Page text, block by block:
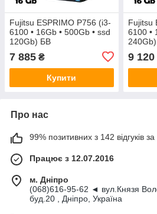
Fujitsu ESPRIMO P756 (i3-
6100 • 16Gb • 500Gb • ssd
120Gb) БВ
7 885 ₴
Купити
Fujitsu
6100 •
9 120
Про нас
99% позитивних з 142 відгуків за
Працює з 12.07.2016
м. Дніпро
(068)616-95-62 ◄ вул.Князя
буд.20 , Дніпро, Україна